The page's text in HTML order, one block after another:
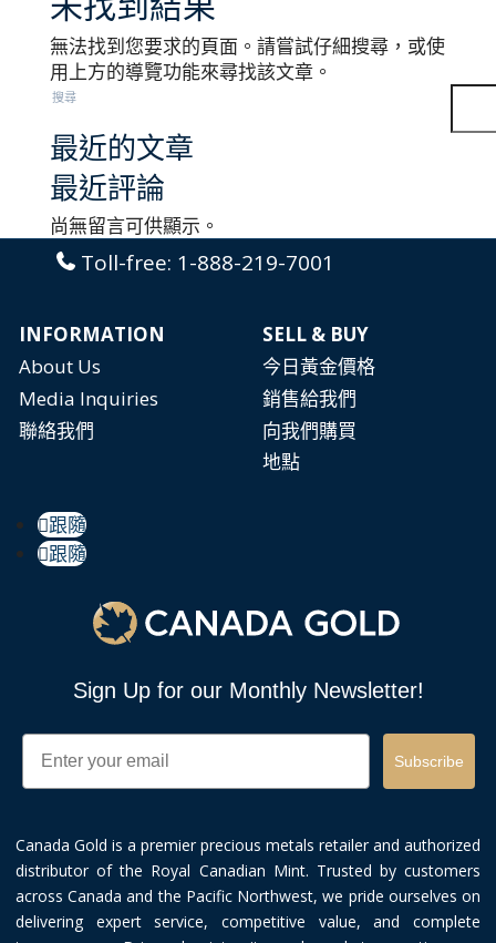
無法找到您要求的頁面。請嘗試仔細搜尋，或使
用上方的導覽功能來尋找該文章。
搜尋
最近的文章
最近評論
尚無留言可供顯示。
Toll-free: 1-888-219-7001
INFORMATION
SELL & BUY
About Us
今日黃金價格
Media Inquiries
銷售給我們
聯絡我們
向我們購買
地點
跟隨
跟隨
Sign Up for our Monthly Newsletter!
Email
Subscribe
Canada Gold is a premier precious metals retailer and authorized
distributor of the Royal Canadian Mint. Trusted by customers
across Canada and the Pacific Northwest, we pride ourselves on
delivering expert service, competitive value, and complete